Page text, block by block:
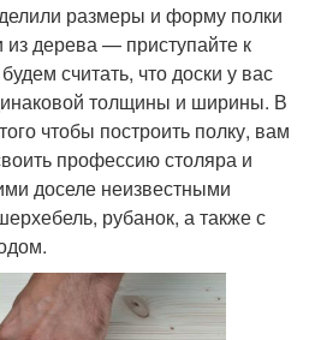
размеры и форму полки
из дерева — приступайте к
считать, что доски у вас
толщины и ширины. В
чтобы построить полку, вам
профессию столяра и
доселе неизвестными
рубанок, а также с